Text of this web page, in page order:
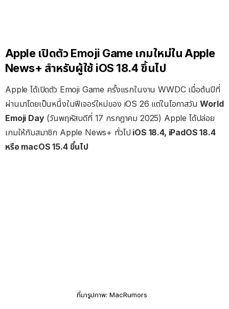
Apple เปิดตัว Emoji Game เกมใหม่ใน Apple
News+ สำหรับผู้ใช้ iOS 18.4 ขึ้นไป
Apple ได้เปิดตัว Emoji Game ครั้งแรกในงาน WWDC เมื่อต้นปีที่
ผ่านมาโดยเป็นหนึ่งในฟีเจอร์ใหม่ของ iOS 26 แต่ในโอกาสวันWorld
Emoji Day(วันพฤหัสบดีที่ 17 กรกฎาคม 2025) Apple ได้ปล่อย
เกมให้กับสมาชิก Apple News+ ทั่วไป iOS 18.4, iPadOS 18.4
หรือ macOS 15.4 ขึ้นไป
ที่มารูปภาพ: MacRumors